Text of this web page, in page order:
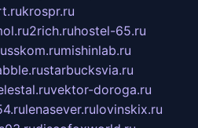
krospr.ru
2rich.ruhostel-65.ru
mishinlab.ru
starbucksvia.ru
vektor-doroga.ru
lenasever.rulovinskix.ru